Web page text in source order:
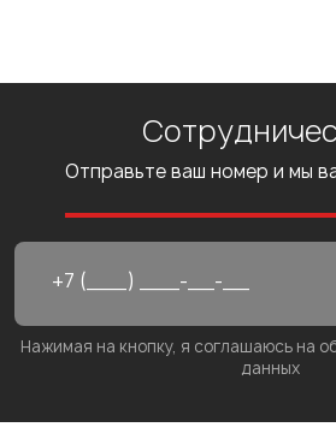
Отправьте ваш номер и мы
Нажимая на кнопку, я соглашаюсь на
данных